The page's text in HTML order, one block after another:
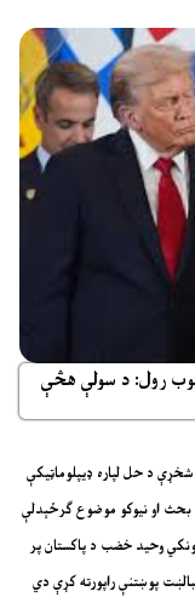
رول: د سولې هڅې
د حل لپاره ډيپلوماټيکې
او نيوکو موضوع ګرځېدلې
وحيد خضب د پاکستان پر
پوښتنې راپورته کړې دي